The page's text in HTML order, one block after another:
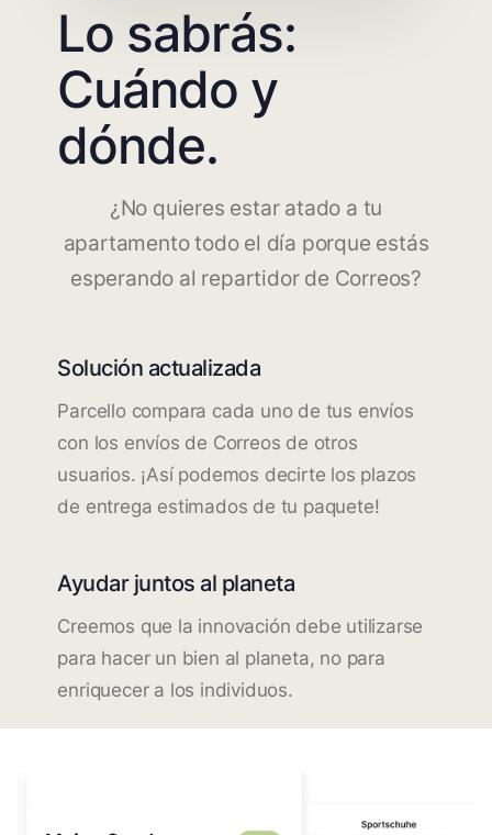
Lo sabrás:
Cuándo y
dónde.
¿No quieres estar atado a tu
apartamento todo el día porque estás
esperando al repartidor de Correos?
Solución actualizada
Parcello compara cada uno de tus envíos
con los envíos de Correos de otros
usuarios. ¡Así podemos decirte los plazos
de entrega estimados de tu paquete!
Ayudar juntos al planeta
Creemos que la innovación debe utilizarse
para hacer un bien al planeta, no para
enriquecer a los individuos.